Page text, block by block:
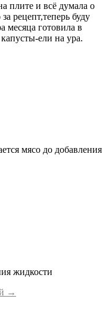
плите и всё думала о
рецепт,теперь буду
месяца готовила в
ели на ура.
мясо до добавления
жидкости
→